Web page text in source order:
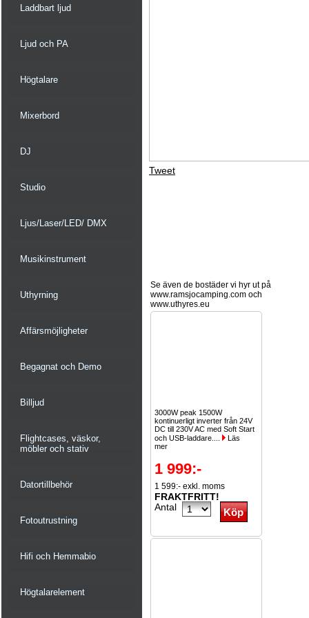
Laddbart ljud
Ljud och PA
Högtalare
Mixerbord
DJ
Studio
Ljus/Laser/LED/ DMX
Musikinstrument
Uthyrning
Affärsmöjligheter
Begagnat och Demo
Billjud
Flightcases, väskor,
möbler och stativ
Datortillbehör
Fotoutrustning
Hifi och Hemmabio
Högtalarelement
Tweet
Se även de bostäder vi hyr ut på
www.ramsjocamping.com och
www.uthyres.eu
3000W peak 1500W
kontinuerligt inverter från 24V
DC till 230V AC med Soft Start
och USB-laddare....
Läs
mer
1 999:-
1 599:- exkl. moms
FRAKTFRITT!
Antal